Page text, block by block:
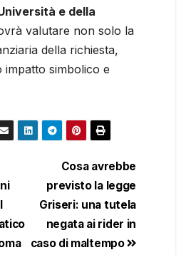
e della
valutare non solo la
della richiesta,
impatto simbolico e
Cosa avrebbe
previsto la legge
Griseri: una tutela
negata ai rider in
caso di maltempo